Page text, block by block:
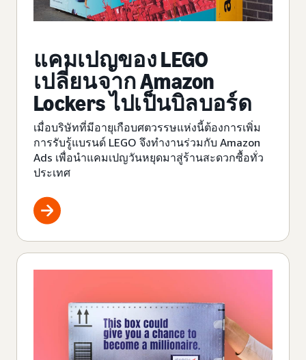
แคมเปญของ LEGO
เปลี่ยนจาก Amazon
Lockers ไปเป็นบิลบอร์ด
เมื่อบริษัทที่มีอายุเกือบศตวรรษแห่งนี้ต้องการเพิ่ม
การรับรู้แบรนด์ LEGO จึงทำงานร่วมกับ Amazon
Ads เพื่อนำแคมเปญวันหยุดมาสู่ร้านสะดวกซื้อทั่ว
ประเทศ